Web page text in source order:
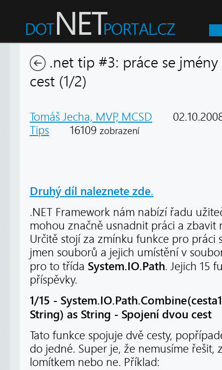
.net tip #3: práce se
cest (1/2)
Tomáš Jecha, MVP, MCSD
Tips 16109 zobrazení
Druhý díl naleznete zde.
.NET Framework nám nabízí řadu
mohou značně usnadnit práci a zbavit
Určitě stojí za zmínku funkce pro práci
jmen souborů a jejich umístění v
pro to třída System.IO.Path. Jejich 15
příspěvky.
1/15 -
String) as String - Spojení dvou cest
Tato funkce spojuje dvě cesty,
do jedné. Super je, že nemusíme řešit,
lomítkem nebo ne. Příklad: